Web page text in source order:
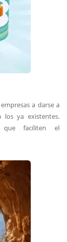
a darse a
los ya existentes.
que faciliten el